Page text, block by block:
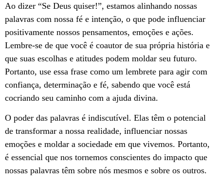
Ao dizer “Se Deus quiser!”, estamos alinhando nossas
palavras com nossa fé e intenção, o que pode influenciar
positivamente nossos pensamentos, emoções e ações.
Lembre-se de que você é coautor de sua própria história e
que suas escolhas e atitudes podem moldar seu futuro.
Portanto, use essa frase como um lembrete para agir com
confiança, determinação e fé, sabendo que você está
cocriando seu caminho com a ajuda divina.
O poder das palavras é indiscutível. Elas têm o potencial
de transformar a nossa realidade, influenciar nossas
emoções e moldar a sociedade em que vivemos. Portanto,
é essencial que nos tornemos conscientes do impacto que
nossas palavras têm sobre nós mesmos e sobre os outros.